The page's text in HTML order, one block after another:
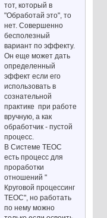
тот, который в
"Обработай это", то
нет. Совершенно
бесполезный
вариант по эффекту.
Он еще может дать
определенный
эффект если его
использовать в
сознательной
практике при работе
вручную, а как
обработчик - пустой
процесс.
В Системе ТЕОС
есть процесс для
проработки
отношений "
Круговой процессинг
ТЕОС", но работать
по нему можно